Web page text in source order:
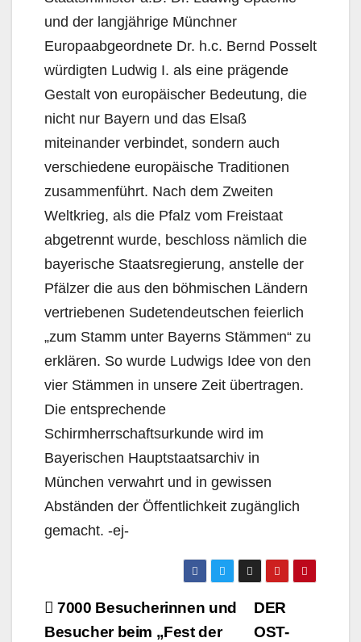
und der langjährige Münchner
Europaabgeordnete Dr. h.c. Bernd Posselt
würdigten Ludwig I. als eine prägende
Gestalt von europäischer Bedeutung, die
nicht nur Bayern und das Elsaß
miteinander verbindet, sondern auch
verschiedene europäische Traditionen
zusammenführt. Nach dem Zweiten
Weltkrieg, als die Pfalz vom Freistaat
abgetrennt wurde, beschloss nämlich die
bayerische Staatsregierung, anstelle der
Pfälzer die aus den böhmischen Ländern
vertriebenen Sudetendeutschen feierlich
„zum Stamm unter Bayerns Stämmen“ zu
erklären. So wurde Ludwigs Idee von den
vier Stämmen in unsere Zeit übertragen.
Die entsprechende
Schirmherrschaftsurkunde wird im
Bayerischen Hauptstaatsarchiv in
München verwahrt und in gewissen
Abständen der Öffentlichkeit zugänglich
gemacht. -ej-
Beitragsnavigation
DER
OST-
7000 Besucherinnen und
Besucher beim „Fest der